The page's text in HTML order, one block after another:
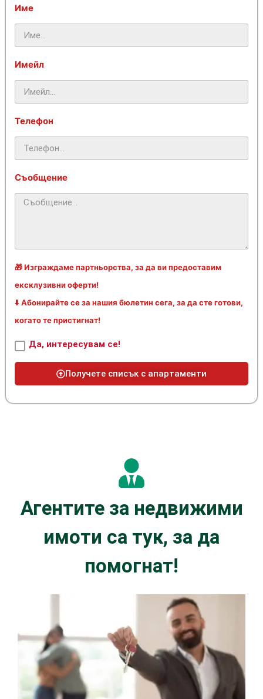
Име
Имейл
Телефон
Съобщение
🎁 Изграждаме партньорства, за да ви предоставим
ексклузивни оферти!
⬇️ Абонирайте се за нашия бюлетин сега, за да сте готови,
когато те пристигнат!
Да, интересувам се!
Получете списък с апартаменти
Агентите за недвижими
имоти са тук, за да
помогнат!